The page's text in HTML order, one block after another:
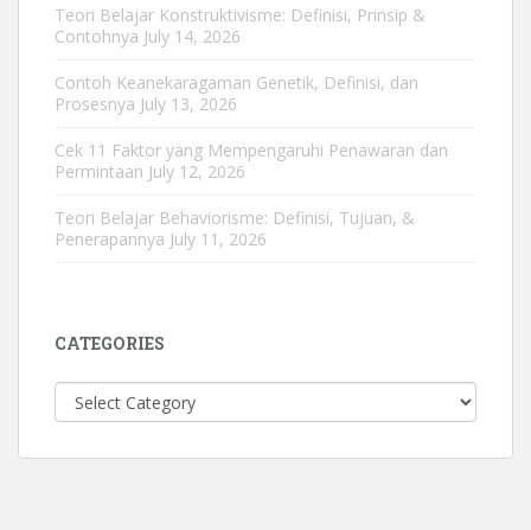
Teori Belajar Konstruktivisme: Definisi, Prinsip &
Contohnya July 14, 2026
Contoh Keanekaragaman Genetik, Definisi, dan
Prosesnya July 13, 2026
Cek 11 Faktor yang Mempengaruhi Penawaran dan
Permintaan July 12, 2026
Teori Belajar Behaviorisme: Definisi, Tujuan, &
Penerapannya July 11, 2026
CATEGORIES
Categories